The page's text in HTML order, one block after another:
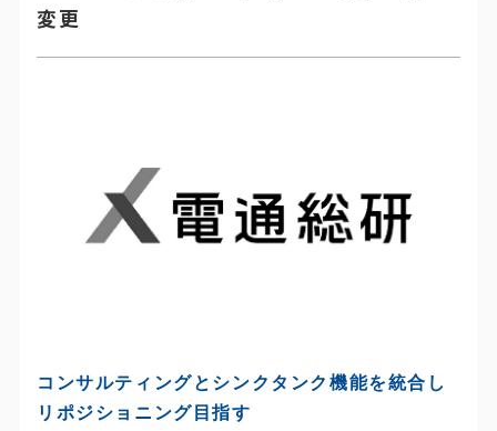
変更
コンサルティングとシンクタンク機能を統合し
リポジショニング目指す